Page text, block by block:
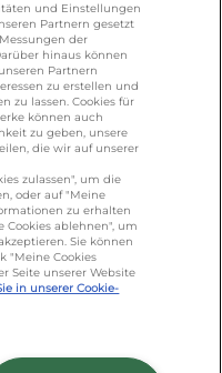
- Tel: +49 (0)751
- Tel: +49
omira.de
und Einstellungen
Partnern gesetzt
der
hinaus können
Partnern
zu erstellen und
zu lassen. Cookies für
können auch
zu geben, unsere
die wir auf unserer
zulassen", um die
oder auf "Meine
zu erhalten
Cookies ablehnen", um
Sie können
"Meine Cookies
Seite unserer Website
in unserer Cookie-